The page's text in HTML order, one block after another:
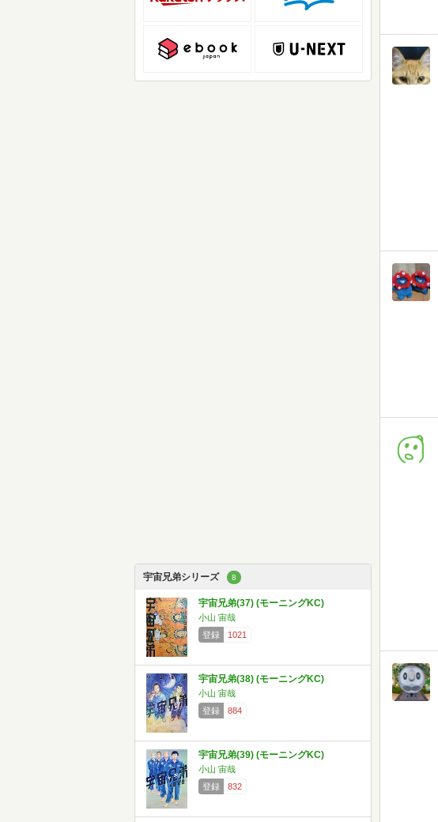
宇宙兄弟シリーズ 8
宇宙兄弟(37) (モーニングKC)
小山 宙哉
登録
1021
宇宙兄弟(38) (モーニングKC)
小山 宙哉
登録
884
宇宙兄弟(39) (モーニングKC)
小山 宙哉
登録
832